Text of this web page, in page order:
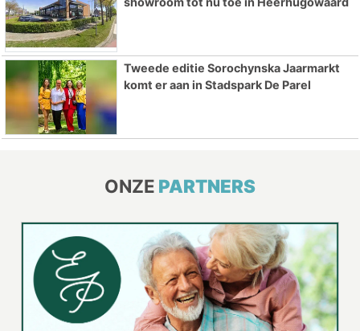
Tweede editie Sorochynska Jaarmarkt
komt er aan in Stadspark De Parel
ONZE PARTNERS